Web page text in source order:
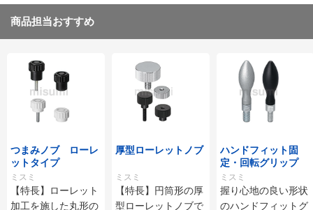
商品担当おすすめ
つまみノブ ローレ
ットタイプ
ミスミ
【特長】ローレット
加工を施した丸形の
厚型ローレットノブ
ミスミ
【特長】円筒形の厚
型ローレットノブで
ハンドフィット固
定・回転グリップ
ミスミ
握り心地の良い形状
のハンドフィットグ